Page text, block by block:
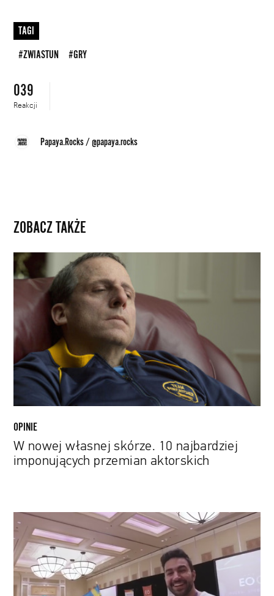
TAGI
#ZWIASTUN #GRY
039
Reakcji
Papaya.Rocks /@papaya.rocks
ZOBACZ TAKŻE
nowej
własnej
skórze.
najbardziej
imponujących
przemian
aktorskich
OPINIE
W nowej własnej skórze. 10 najbardziej
imponujących przemian aktorskich
przekuwaniu
pasji
w
biznes.